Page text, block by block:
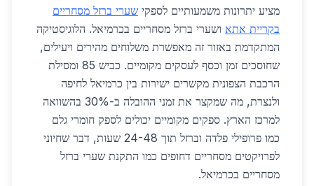
מציע יתרונות משמעותיים לספקי שערי ברזל מסחריים
בקריית אתא ושערי ברזל מסחריים בכרמיאל. הלוגיסטיקה
המתקדמת באזור זה מאפשרת משלוחים מהירים ויעילים,
שחוסכים זמן וכסף לעסקים מקומיים. כביש 85 ומסילת
הרכבת הצפונית מקשרים ישירות בין כרמיאל לחיפה
ולנצרת, מה שמקצר את זמני ההובלה ב-30% בהשוואה
למרכז הארץ. ספקים מקומיים יכולים לספק חומרי גלם
כמו פרופילי פלדה וברזל תוך 24-48 שעות, דבר שחיוני
לפרויקטים מסחריים דחופים כמו התקנת שערי ברזל
מסחריים בכרמיאל.